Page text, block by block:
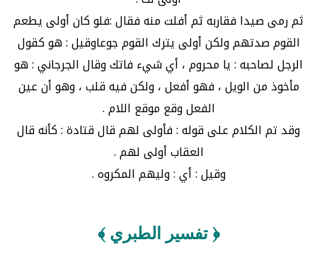
ثم رمى صيدا فقاربه ثم أفلت منه فقال :فلو كان أولى يطعم
القوم صدتهم ولكن أولى يترك القوم جوعاوقيل : هو كقول
الرجل لصاحبه : يا محروم ، أي شيء فاتك وقال الجرجاني : هو
مأخوذ من الويل ، فهو أفعل ، ولكن فيه قلب ، وهو أن عين
الفعل وقع موقع اللام .
وقد تم الكلام على قوله : فأولى لهم قال قتادة : كأنه قال
العقاب أولى لهم .
وقيل : أي : وليهم المكروه .
﴿ تفسير الطبري ﴾